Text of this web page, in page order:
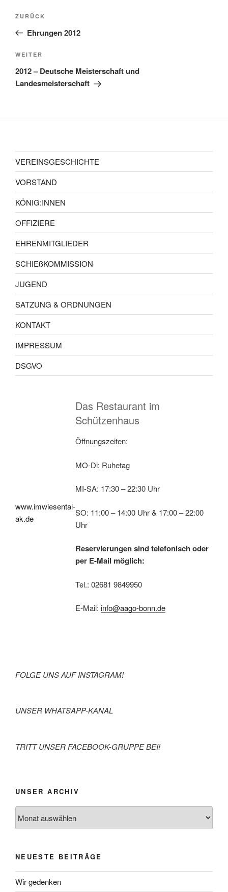
ZURÜCK
Ehrungen 2012
WEITER
2012 – Deutsche Meisterschaft und
Landesmeisterschaft
VEREINSGESCHICHTE
VORSTAND
KÖNIG:INNEN
OFFIZIERE
EHRENMITGLIEDER
SCHIEßKOMMISSION
JUGEND
SATZUNG & ORDNUNGEN
KONTAKT
IMPRESSUM
DSGVO
www.imwiesental-
ak.de
Das Restaurant im
Schützenhaus
Öffnungszeiten:
MO-Di: Ruhetag
MI-SA: 17:30 – 22:30 Uhr
SO: 11:00 – 14:00 Uhr & 17:00 – 22:00
Uhr
Reservierungen sind telefonisch oder
per E-Mail möglich:
Tel.: 02681 9849950
E-Mail: info@aago-bonn.de
FOLGE UNS AUF INSTAGRAM!
UNSER WHATSAPP-KANAL
TRITT UNSER FACEBOOK-GRUPPE BEI!
UNSER ARCHIV
NEUESTE BEITRÄGE
Wir gedenken